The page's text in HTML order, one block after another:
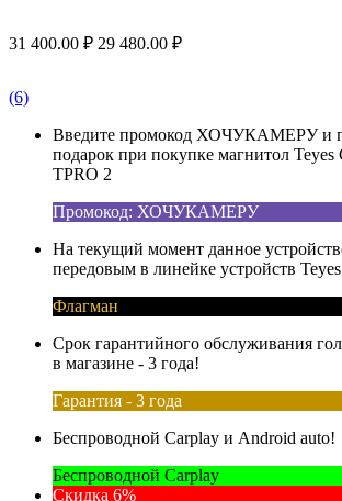
31 400.00 ₽ 29 480.00 ₽
(6)
Введите промокод ХОЧУКАМЕРУ и
подарок при покупке магнитол Teyes
TPRO 2
Промокод: ХОЧУКАМЕРУ
На текущий момент данное
передовым в линейке устройств Teyes
Флагман
Срок гарантийного обслуживания
в магазине - 3 года!
Гарантия - 3 года
Беспроводной Carplay и Android auto!
Беспроводной Carplay
Скидка 6%